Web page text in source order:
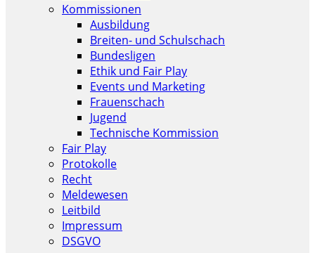
Kommissionen
Ausbildung
Breiten- und Schulschach
Bundesligen
Ethik und Fair Play
Events und Marketing
Frauenschach
Jugend
Technische Kommission
Fair Play
Protokolle
Recht
Meldewesen
Leitbild
Impressum
DSGVO